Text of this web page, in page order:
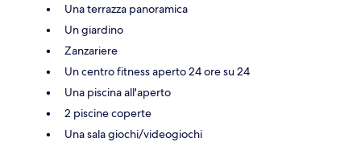
Una terrazza panoramica
Un giardino
Zanzariere
Un centro fitness aperto 24 ore su 24
Una piscina all'aperto
2 piscine coperte
Una sala giochi/videogiochi